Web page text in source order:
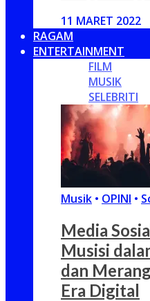
11 MARET 2022
RAGAM
ENTERTAINMENT
FILM
MUSIK
SELEBRITI
Musik • OPINI •
Media
Musisi
dan
Era Digital